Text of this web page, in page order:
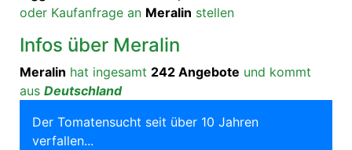
oder Kaufanfrage an Meralin stellen
Infos über Meralin
Meralin hat ingesamt 242 Angebote und kommt
aus Deutschland
Der Tomatensucht seit über 10 Jahren
verfallen...